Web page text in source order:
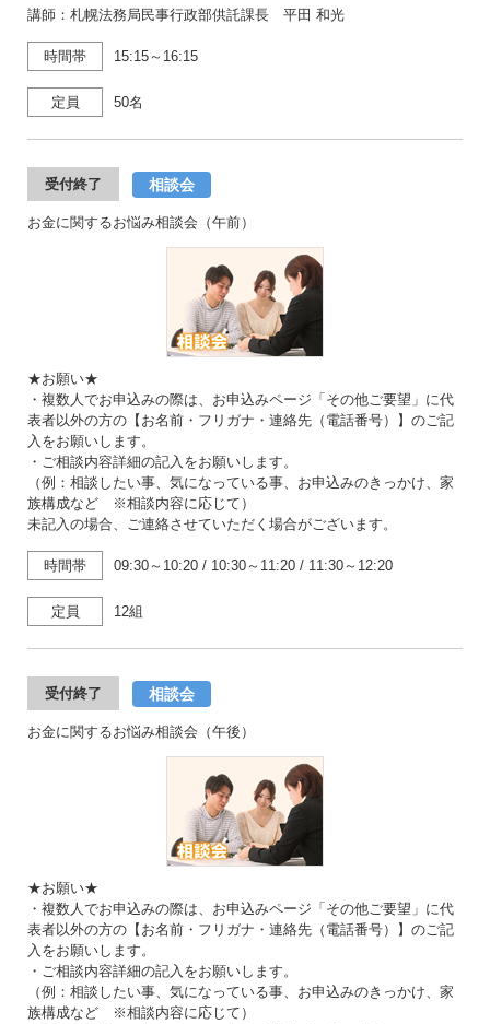
講師：札幌法務局民事行政部供託課長 平田 和光
時間帯 15:15～16:15
定員 50名
受付終了 相談会
お金に関するお悩み相談会（午前）
★お願い★
・複数人でお申込みの際は、お申込みページ「その他ご要望」に代
表者以外の方の【お名前・フリガナ・連絡先（電話番号）】のご記
入をお願いします。
・ご相談内容詳細の記入をお願いします。
（例：相談したい事、気になっている事、お申込みのきっかけ、家
族構成など ※相談内容に応じて）
未記入の場合、ご連絡させていただく場合がございます。
時間帯 09:30～10:20 / 10:30～11:20 / 11:30～12:20
定員 12組
受付終了 相談会
お金に関するお悩み相談会（午後）
★お願い★
・複数人でお申込みの際は、お申込みページ「その他ご要望」に代
表者以外の方の【お名前・フリガナ・連絡先（電話番号）】のご記
入をお願いします。
・ご相談内容詳細の記入をお願いします。
（例：相談したい事、気になっている事、お申込みのきっかけ、家
族構成など ※相談内容に応じて）